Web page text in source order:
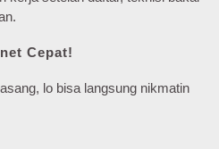
Cepat!
lo bisa langsung nikmatin